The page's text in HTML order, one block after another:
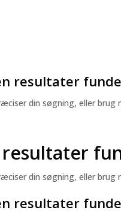
resultater
din søgning, eller
resultater
din søgning, eller
resultater